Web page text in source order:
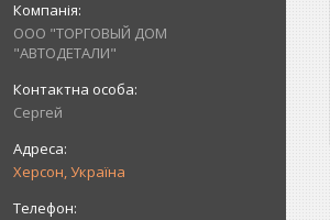
ООО "ТОРГОВЫЙ ДОМ
"АВТОДЕТАЛИ"
Сергей
Херсон, Україна